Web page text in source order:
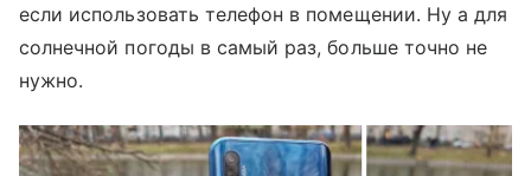
если использовать телефон в помещении. Ну а для
солнечной погоды в самый раз, больше точно не
нужно.